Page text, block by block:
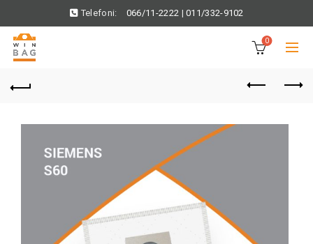
Telefoni: 066/11-2222 |011/332-9102
0